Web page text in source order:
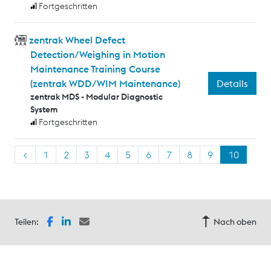
Fortgeschritten
zentrak Wheel Defect
Detection/Weighing in Motion
Maintenance Training Course
(zentrak WDD/WIM Maintenance)
zentrak MDS - Modular Diagnostic
System
Fortgeschritten
Details
< 1 2 3 4 5 6 7 8 9 10
Teilen: Nach oben